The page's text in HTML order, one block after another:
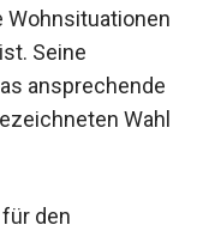
Wohnsituationen
Seine
ansprechende
Wahl
den